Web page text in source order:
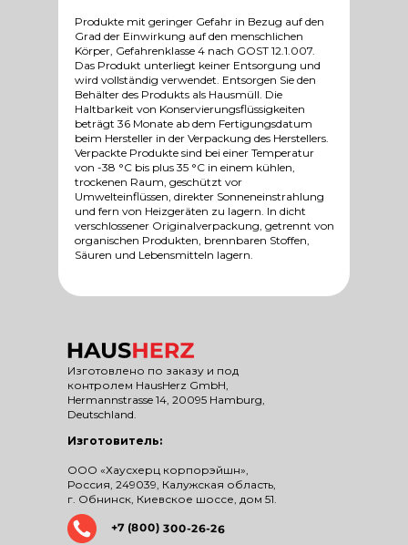
Produkte mit geringer Gefahr in Bezug auf den
Grad der Einwirkung auf den menschlichen
Körper, Gefahrenklasse 4 nach GOST 12.1.007.
Das Produkt unterliegt keiner Entsorgung und
wird vollständig verwendet. Entsorgen Sie den
Behälter des Produkts als Hausmüll. Die
Haltbarkeit von Konservierungsflüssigkeiten
beträgt 36 Monate ab dem Fertigungsdatum
beim Hersteller in der Verpackung des Herstellers.
Verpackte Produkte sind bei einer Temperatur
von -38 °C bis plus 35 °C in einem kühlen,
trockenen Raum, geschützt vor
Umwelteinflüssen, direkter Sonneneinstrahlung
und fern von Heizgeräten zu lagern. In dicht
verschlossener Originalverpackung, getrennt von
organischen Produkten, brennbaren Stoffen,
Säuren und Lebensmitteln lagern.
Изготовлено по заказу и под
контролем HausHerz GmbH,
Hermannstrasse 14, 20095 Hamburg,
Deutschland.
+7 (800) 300-26-26
Изготовитель:
ООО «Хаусхерц корпорэйшн»,
Россия, 249039, Калужская область,
г. Обнинск, Киевское шоссе, дом 51.